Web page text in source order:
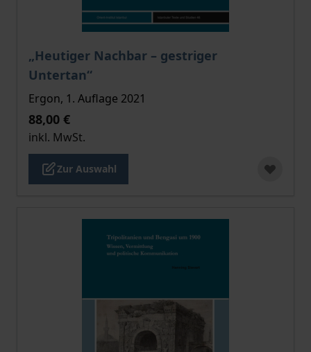
„Heutiger Nachbar – gestriger
Untertan“
Der Preis dieses Titels richtet sich nach der
Ergon, 1. Auflage 2021
88,00 €
inkl. MwSt.
Zur Auswahl